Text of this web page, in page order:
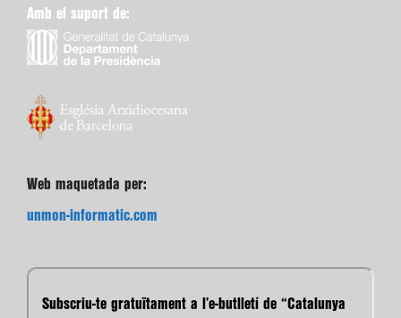
Amb el suport de:
Web maquetada per:
unmon-informatic.com
Subscriu-te gratuïtament a l’e-butlletí de “Catalunya